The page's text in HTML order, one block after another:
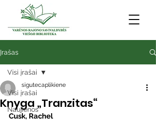
Įrašas
Visi įrašai
Naujienos
Visi įrašai
Knyga „Tranzitas“
sigutecaplikiene
Cusk, Rachel